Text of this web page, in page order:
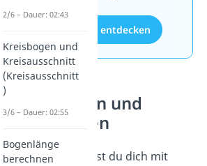
Aufgaben entdecken
Winkelarten und
Winkeltypen
Prima, jetzt kennst du dich mit
2/6 – Dauer: 02:43
Kreisbogen und
Kreisausschnitt
(Kreisausschnitt
)
3/6 – Dauer: 02:55
Bogenlänge
berechnen